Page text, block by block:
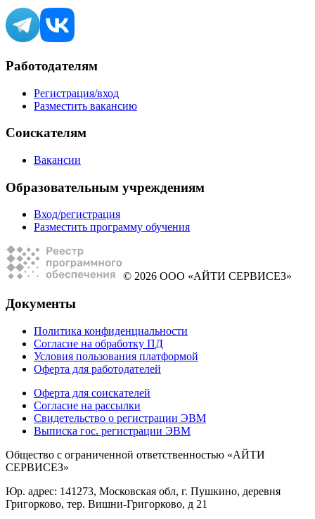
Работодателям
Регистрация/вход
Разместить вакансию
Соискателям
Вакансии
Образовательным учреждениям
Вход/регистрация
Разместить программу обучения
© 2026 ООО «АЙТИ СЕРВИСЕЗ»
Документы
Политика конфиденциальности
Согласие на обработку ПД
Условия пользования платформой
Оферта для работодателей
Оферта для соискателей
Согласие на рассылки
Свидетельство о регистрации ЭВМ
Выписка гос. регистрации ЭВМ
Общество с ограниченной ответственностью «АЙТИ
СЕРВИСЕЗ»
Юр. адрес: 141273, Московская обл, г. Пушкино, деревня
Григорково, тер. Вишни-Григорково, д 21